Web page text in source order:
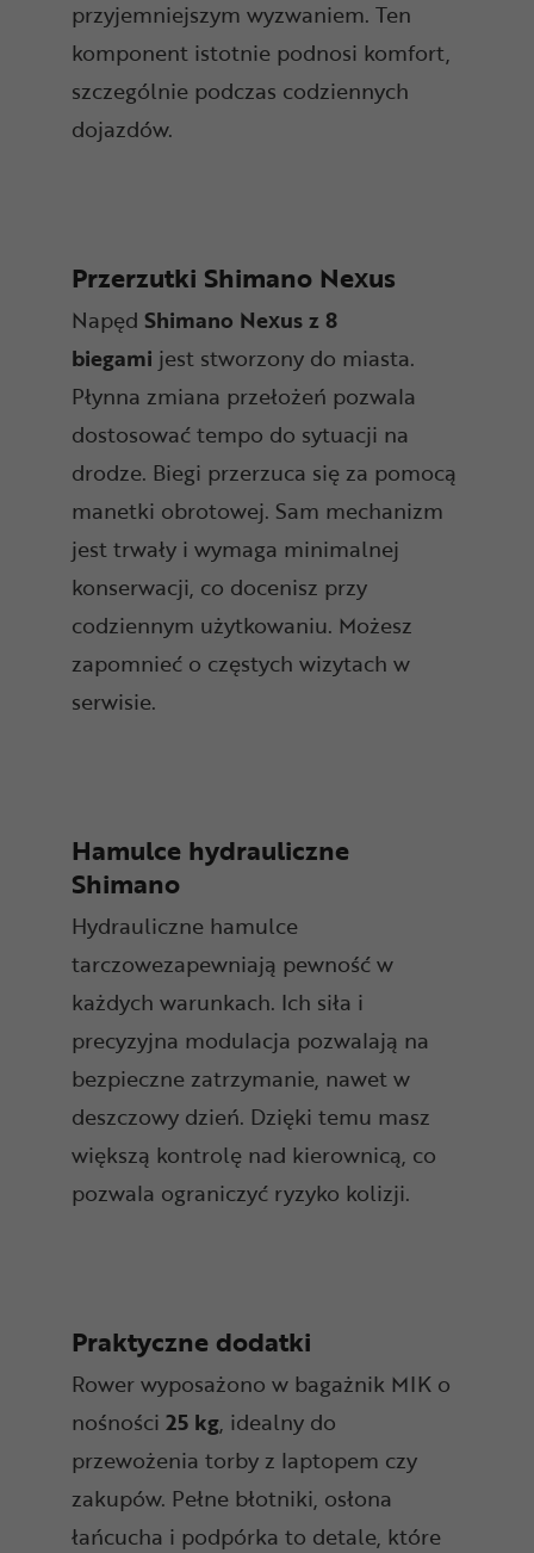
przyjemniejszym wyzwaniem. Ten
komponent istotnie podnosi komfort,
szczególnie podczas codziennych
dojazdów.
Przerzutki Shimano Nexus
Napęd Shimano Nexus z 8
biegami jest stworzony do miasta.
Płynna zmiana przełożeń pozwala
dostosować tempo do sytuacji na
drodze. Biegi przerzuca się za pomocą
manetki obrotowej. Sam mechanizm
jest trwały i wymaga minimalnej
konserwacji, co docenisz przy
codziennym użytkowaniu. Możesz
zapomnieć o częstych wizytach w
serwisie.
Hamulce hydrauliczne
Shimano
Hydrauliczne hamulce
tarczowezapewniają pewność w
każdych warunkach. Ich siła i
precyzyjna modulacja pozwalają na
bezpieczne zatrzymanie, nawet w
deszczowy dzień. Dzięki temu masz
większą kontrolę nad kierownicą, co
pozwala ograniczyć ryzyko kolizji.
Praktyczne dodatki
Rower wyposażono w bagażnik MIK o
nośności 25 kg, idealny do
przewożenia torby z laptopem czy
zakupów. Pełne błotniki, osłona
łańcucha i podpórka to detale, które